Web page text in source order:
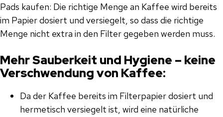
Pads kaufen: Die richtige Menge an Kaffee wird bereits
im Papier dosiert und versiegelt, so dass die richtige
Menge nicht extra in den Filter gegeben werden muss.
Mehr Sauberkeit und Hygiene – keine
Verschwendung von Kaffee:
Da der Kaffee bereits im Filterpapier dosiert und
hermetisch versiegelt ist, wird eine natürliche